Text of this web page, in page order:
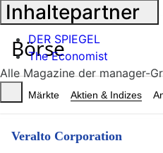
manager magazin Börse
Märkte Aktien & Indizes
Veralto Corporation
Inhaltepartner
DER SPIEGEL
The Economist
Alle Magazine der manager-